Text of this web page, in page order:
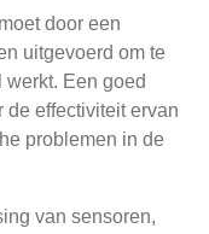
door een
uitgevoerd om te
Een goed
effectiviteit ervan
problemen in de
van sensoren,